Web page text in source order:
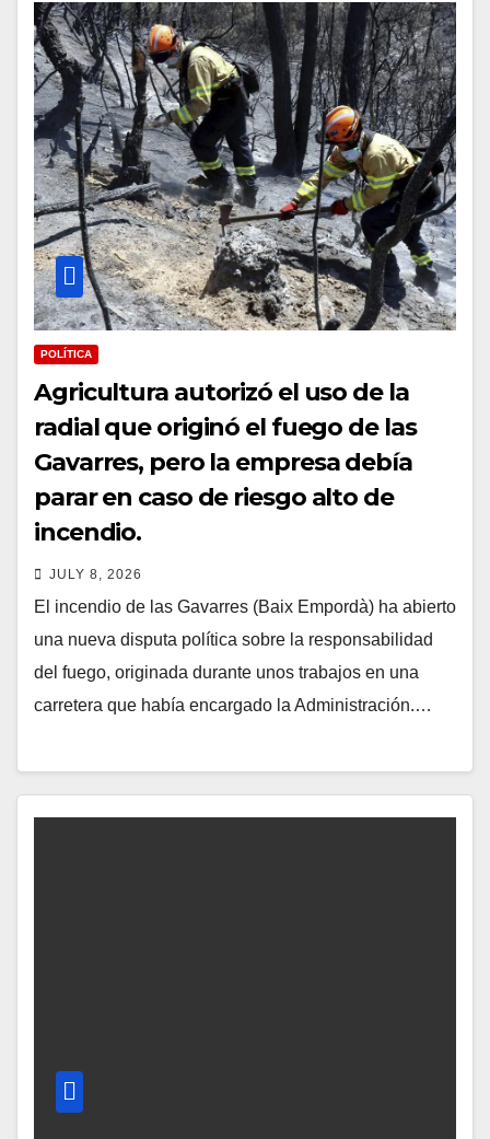
POLÍTICA
Agricultura autorizó el uso de la
radial que originó el fuego de las
Gavarres, pero la empresa debía
parar en caso de riesgo alto de
incendio.
JULY 8, 2026
El incendio de las Gavarres (Baix Empordà) ha abierto
una nueva disputa política sobre la responsabilidad
del fuego, originada durante unos trabajos en una
carretera que había encargado la Administración.…